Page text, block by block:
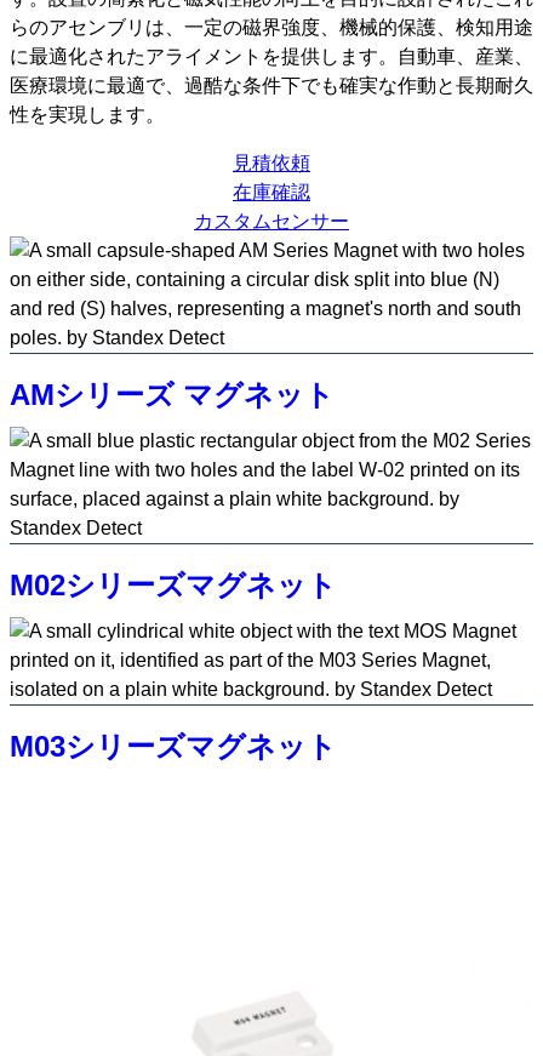
らのアセンブリは、一定の磁界強度、機械的保護、検知用途
に最適化されたアライメントを提供します。自動車、産業、
医療環境に最適で、過酷な条件下でも確実な作動と長期耐久
性を実現します。
見積依頼
在庫確認
カスタムセンサー
AMシリーズ マグネット
M02シリーズマグネット
M03シリーズマグネット